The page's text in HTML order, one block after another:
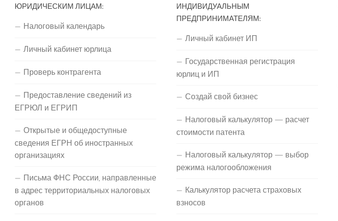
ЮРИДИЧЕСКИМ ЛИЦАМ:
Налоговый календарь
Личный кабинет юрлица
Проверь контрагента
Предоставление сведений из
ЕГРЮЛ и ЕГРИП
Открытые и общедоступные
сведения ЕГРН об иностранных
организациях
Письма ФНС России, направленные
в адрес территориальных налоговых
органов
ИНДИВИДУАЛЬНЫМ
ПРЕДПРИНИМАТЕЛЯМ:
Личный кабинет ИП
Государственная регистрация
юрлиц и ИП
Создай свой бизнес
Налоговый калькулятор — расчет
стоимости патента
Налоговый калькулятор — выбор
режима налогообложения
Калькулятор расчета страховых
взносов